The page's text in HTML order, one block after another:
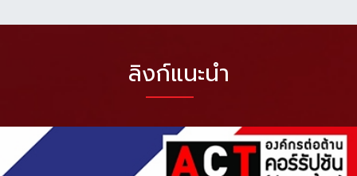
ลิงก์แนะนำ